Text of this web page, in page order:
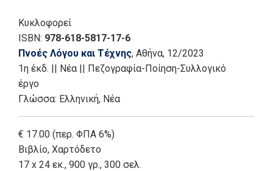
Κυκλοφορεί
ISBN: 978-618-5817-17-6
Πνοές Λόγου και Τέχνης, Αθήνα, 12/2023
1η έκδ. || Νέα || Πεζογραφία-Ποίηση-Συλλογικό
έργο
Γλώσσα: Ελληνική, Νέα
€ 17.00 (περ. ΦΠΑ 6%)
Βιβλίο, Χαρτόδετο
17 x 24 εκ., 900 γρ., 300 σελ.